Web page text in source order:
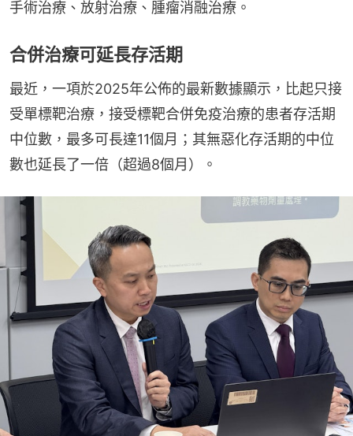
手術治療、放射治療、腫瘤消融治療。
合併治療可延長存活期
最近，一項於2025年公佈的最新數據顯示，比起只接
受單標靶治療，接受標靶合併免疫治療的患者存活期
中位數，最多可長達11個月；其無惡化存活期的中位
數也延長了一倍（超過8個月）。